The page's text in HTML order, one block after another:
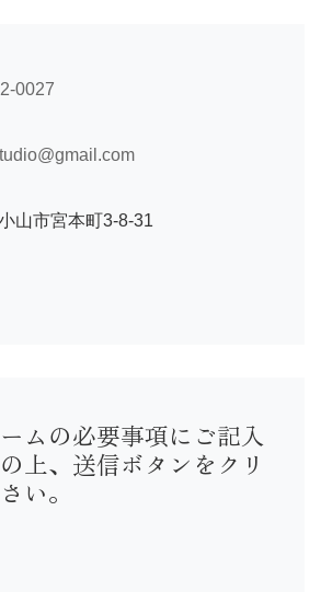
0027
山市宮本町3-8-31
ムの必要事項にご記入
上、送信ボタンをクリ
い。